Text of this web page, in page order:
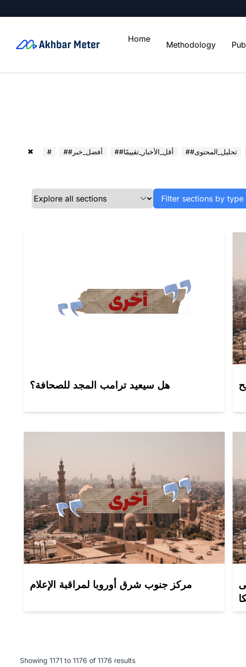
Home
Methodology
# ##أفضل_خبر ##أقل_الأخبار_تقييمًا ##تحليل_المحتوى
Filter sections by type
هل سيعيد ترامب المجد للصحافة؟
مركز جنوب شرق أوروبا لمراقبة الإعلام
Showing 1171 to 1176 of 1176 results